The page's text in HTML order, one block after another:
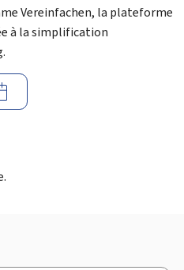
Vereinfachen, la plateforme
à la simplification